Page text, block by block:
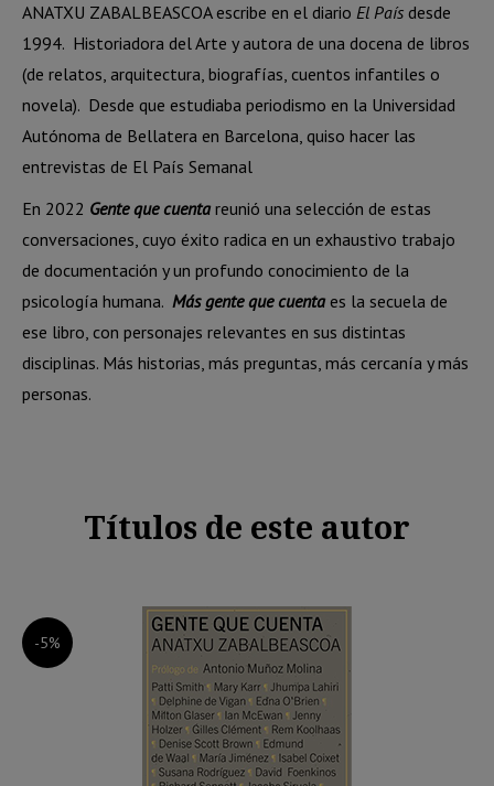
ANATXU ZABALBEASCOA escribe en el diario El País desde
1994. Historiadora del Arte y autora de una docena de libros
(de relatos, arquitectura, biografías, cuentos infantiles o
novela). Desde que estudiaba periodismo en la Universidad
Autónoma de Bellatera en Barcelona, quiso hacer las
entrevistas de El País Semanal
En 2022 Gente que cuentareunió una selección de estas
conversaciones, cuyo éxito radica en un exhaustivo trabajo
de documentación y un profundo conocimiento de la
psicología humana. Más gente que cuentaes la secuela de
ese libro, con personajes relevantes en sus distintas
disciplinas. Más historias, más preguntas, más cercanía y más
personas.
Títulos de este autor
-5%